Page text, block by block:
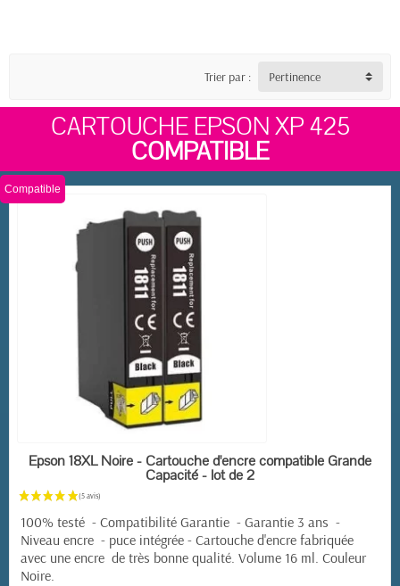
Trier par : Pertinence
CARTOUCHE EPSON XP 425
COMPATIBLE
EN STOCK
Compatible
Epson 18XL Noire - Cartouche d'encre compatible Grande
Capacité - lot de 2
100% testé - Compatibilité Garantie - Garantie 3 ans -
Niveau encre - puce intégrée - Cartouche d'encre fabriquée
avec une encre de très bonne qualité. Volume 16 ml. Couleur
Noire.